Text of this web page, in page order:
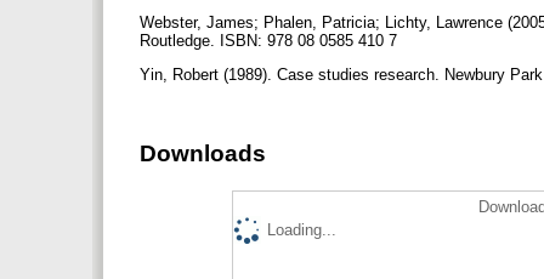
Webster, James; Phalen, Patricia; Lichty, Lawrence
Routledge. ISBN: 978 08 0585 410 7
Yin, Robert (1989). Case studies research. Newbury
Downloads
Loading...